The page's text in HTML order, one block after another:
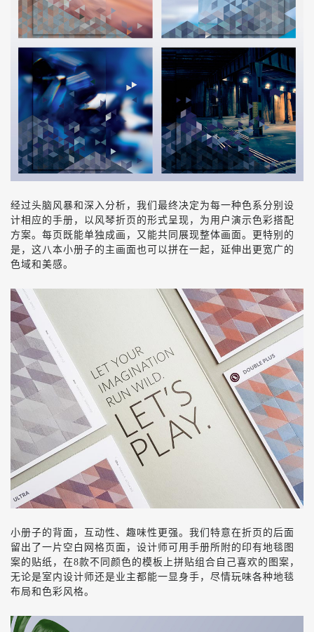
经过头脑风暴和深入分析，我们最终决定为每一种色系分别设
计相应的手册，以风琴折页的形式呈现，为用户演示色彩搭配
方案。每页既能单独成画，又能共同展现整体画面。更特别的
是，这八本小册子的主画面也可以拼在一起， 延伸出更宽广的
色域和美感。
小册子的背面，互动性、趣味性更强。我们 特意在折页的后面
留出了一片空白网格页面，设计师可用手册所附的印有地毯图
案的贴纸 ，在8款不同颜色的模板上拼贴组合自己喜欢的图案，
无论是室内设计师还是业主都能一显身手，尽情玩味各种地毯
布局和色彩风格。